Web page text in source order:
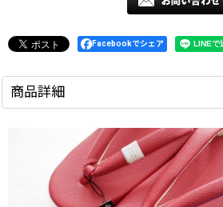
Facebookでシェア
商品詳細